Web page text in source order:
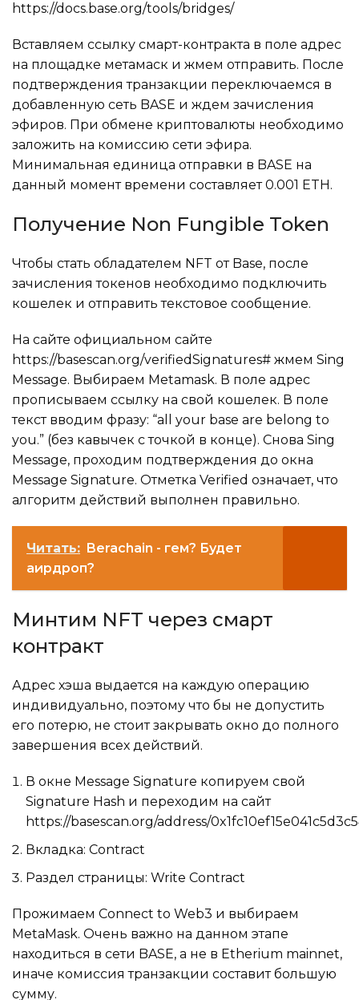
https://docs.base.org/tools/bridges/
Вставляем ссылку смарт-контракта в поле адрес
на площадке метамаск и жмем отправить. После
подтверждения транзакции переключаемся в
добавленную сеть BASE и ждем зачисления
эфиров. При обмене криптовалюты необходимо
заложить на комиссию сети эфира.
Минимальная единица отправки в BASE на
данный момент времени составляет 0.001 ETH.
Получение Non Fungible Token
Чтобы стать обладателем NFT от Base, после
зачисления токенов необходимо подключить
кошелек и отправить текстовое сообщение.
На сайте официальном сайте
https://basescan.org/verifiedSignatures# жмем Sing
Message. Выбираем Metamask. В поле адрес
прописываем ссылку на свой кошелек. В поле
текст вводим фразу: “all your base are belong to
you.” (без кавычек с точкой в конце). Снова Sing
Message, проходим подтверждения до окна
Message Signature. Отметка Verified означает, что
алгоритм действий выполнен правильно.
Читать: Berachain - гем? Будет
аирдроп?
Минтим NFT через смарт
контракт
Адрес хэша выдается на каждую операцию
индивидуально, поэтому что бы не допустить
его потерю, не стоит закрывать окно до полного
завершения всех действий.
В окне Message Signature копируем свой
Signature Hash и переходим на сайт
https://basescan.org/address/
Вкладка: Contract
Раздел страницы: Write Contract
Прожимаем Connect to Web3 и выбираем
MetaMask. Очень важно на данном этапе
находиться в сети BASE, а не в Etherium mainnet,
иначе комиссия транзакции составит большую
сумму.